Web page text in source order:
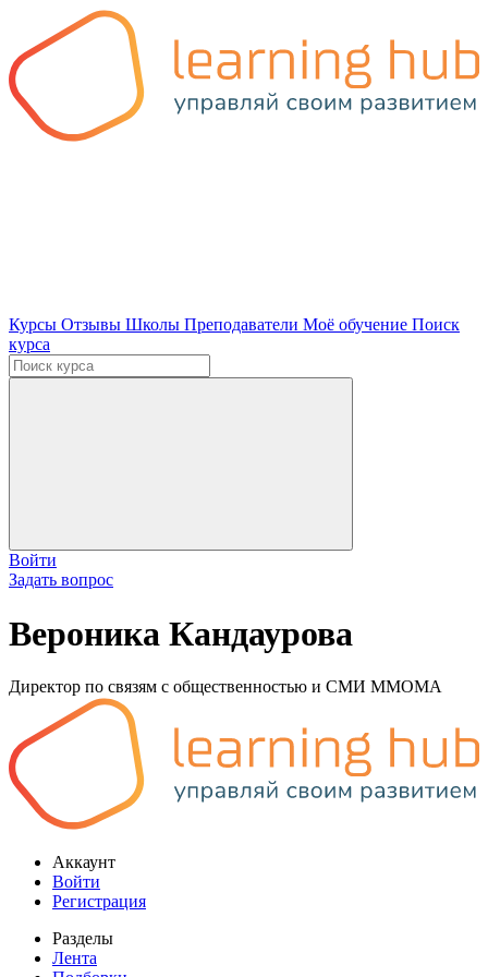
Курсы Отзывы Школы Преподаватели Моё обучение Поиск
курса
Войти
Задать вопрос
Вероника Кандаурова
Директор по связям с общественностью и СМИ ММОМА
Аккаунт
Войти
Регистрация
Разделы
Лента